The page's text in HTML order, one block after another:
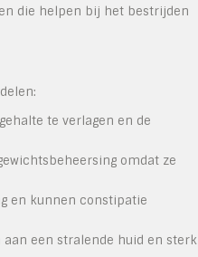
die helpen bij het bestrijden
te verlagen en de
omdat ze
en kunnen constipatie
een stralende huid en sterk